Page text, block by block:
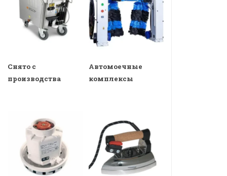
Снято с
производства
Автомоечные
комплексы